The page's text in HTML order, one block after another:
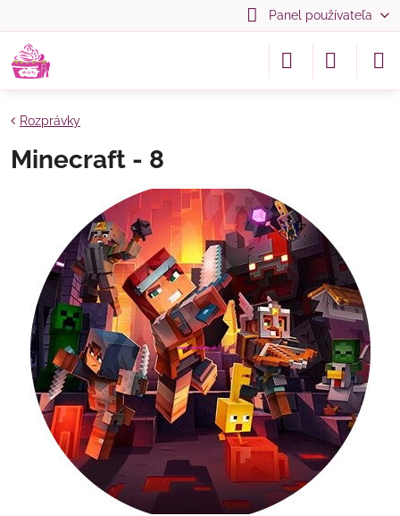
Panel používateľa
Rozprávky
Minecraft - 8